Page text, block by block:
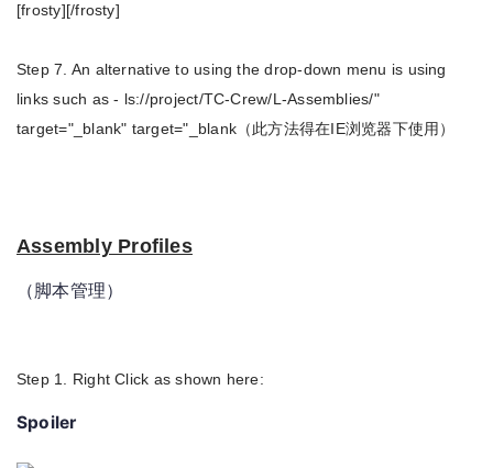
[frosty][/frosty]
Step 7. An alternative to using the drop-down menu is using
links such as - ls://project/TC-Crew/L-Assemblies/"
target="_blank" target="_blank（此方法得在IE浏览器下使用）
Assembly Profiles
（脚本管理）
Step 1. Right Click as shown here:
Spoiler